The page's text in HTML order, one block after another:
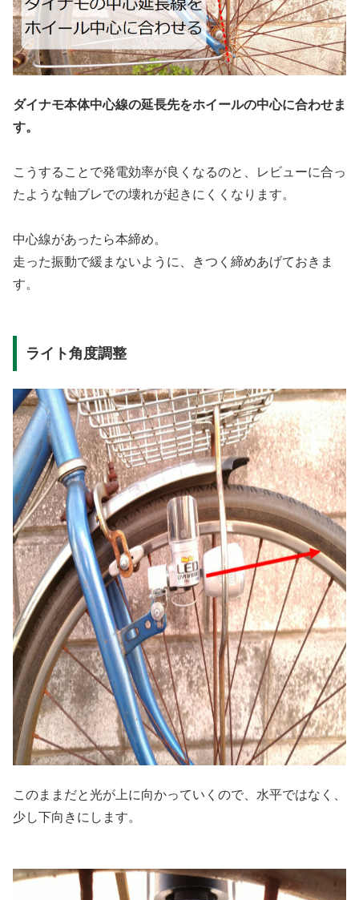
ダイナモ本体中心線の延長先をホイールの中心に合わせま
す。
こうすることで発電効率が良くなるのと、レビューに合っ
たような軸ブレでの壊れが起きにくくなります。
中心線があったら本締め。
走った振動で緩まないように、きつく締めあげておきま
す。
ライト角度調整
このままだと光が上に向かっていくので、水平ではなく、
少し下向きにします。